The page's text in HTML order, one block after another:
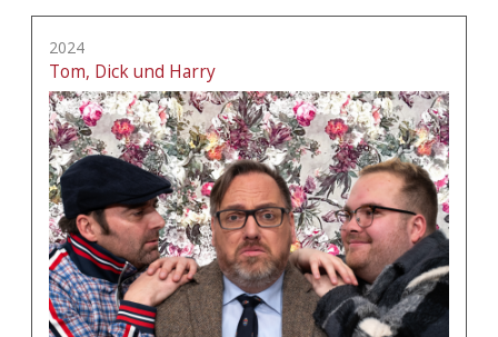
2024
Tom, Dick und Harry